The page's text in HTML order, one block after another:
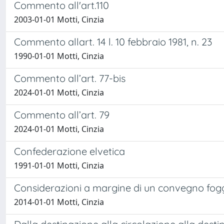
Commento all'art.110
2003-01-01 Motti, Cinzia
Commento allart. 14 l. 10 febbraio 1981, n. 23
1990-01-01 Motti, Cinzia
Commento all’art. 77-bis
2024-01-01 Motti, Cinzia
Commento all’art. 79
2024-01-01 Motti, Cinzia
Confederazione elvetica
1991-01-01 Motti, Cinzia
Considerazioni a margine di un convegno
2014-01-01 Motti, Cinzia